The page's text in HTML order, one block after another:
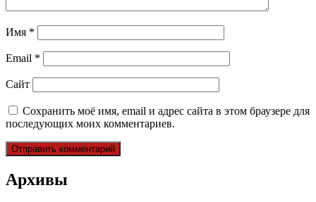
Имя *
Email *
Сайт
Сохранить моё имя, email и адрес сайта в этом браузере для
последующих моих комментариев.
Архивы